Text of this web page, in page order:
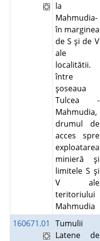
la
Mahmudia-
în marginea
de S şi de V
ale
localitătii.
între
şoseaua
Tulcea -
Mahmudia,
drumul de
acces spre
exploatarea
minieră şi
limitele S şi
V ale
teritoriului
Mahmudia
160671.01
Tumulii
Latene de